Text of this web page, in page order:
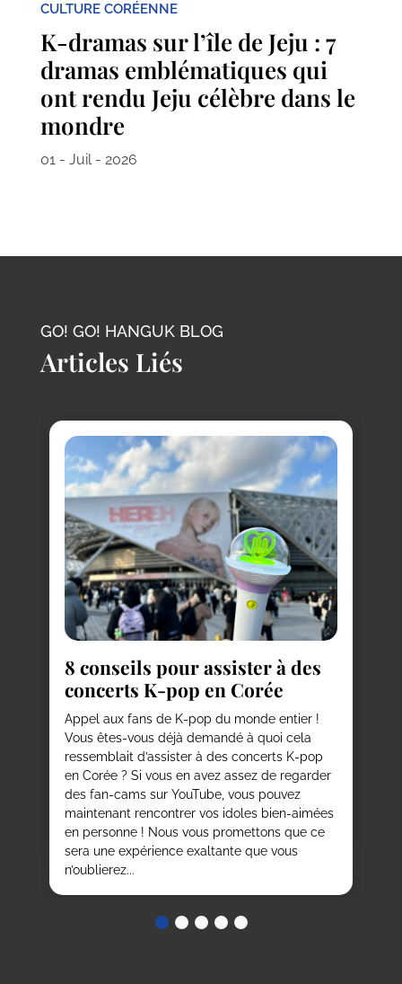
CULTURE CORÉENNE
K-dramas sur l’île de Jeju : 7
dramas emblématiques qui
ont rendu Jeju célèbre dans le
mondre
01 - Juil - 2026
GO! GO! HANGUK BLOG
Articles Liés
8 conseils pour assister à des
concerts K-pop en Corée
Appel aux fans de K-pop du monde entier !
Vous êtes-vous déjà demandé à quoi cela
ressemblait d’assister à des concerts K-pop
en Corée ? Si vous en avez assez de regarder
des fan-cams sur YouTube, vous pouvez
maintenant rencontrer vos idoles bien-aimées
en personne ! Nous vous promettons que ce
sera une expérience exaltante que vous
n’oublierez...